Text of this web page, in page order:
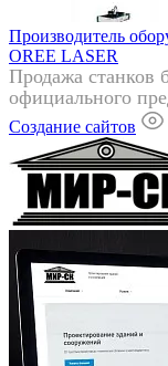
Производитель
OREE LASER
Продажа станков
официального
Создание сайтов